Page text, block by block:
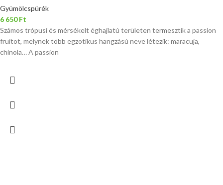
Gyümölcspürék
6 650Ft
Számos trópusi és mérsékelt éghajlatú területen termesztik a passion
fruitot, melynek több egzotikus hangzású neve létezik: maracuja,
chinola… A passion